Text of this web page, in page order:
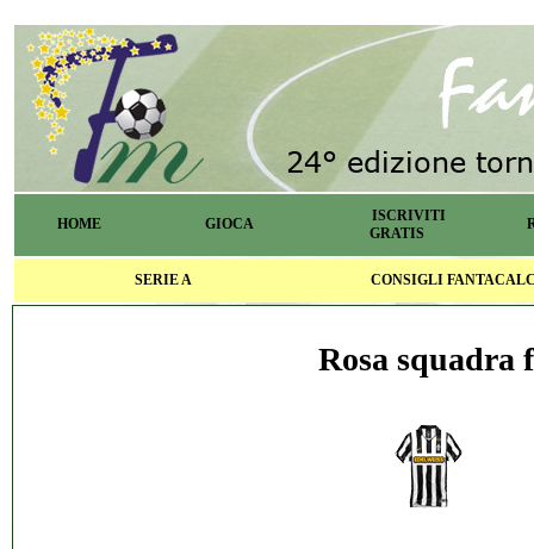
HOME GIOCA
ISCRIVITI
GRATIS
SERIE A CONSIGLI
Rosa squadra